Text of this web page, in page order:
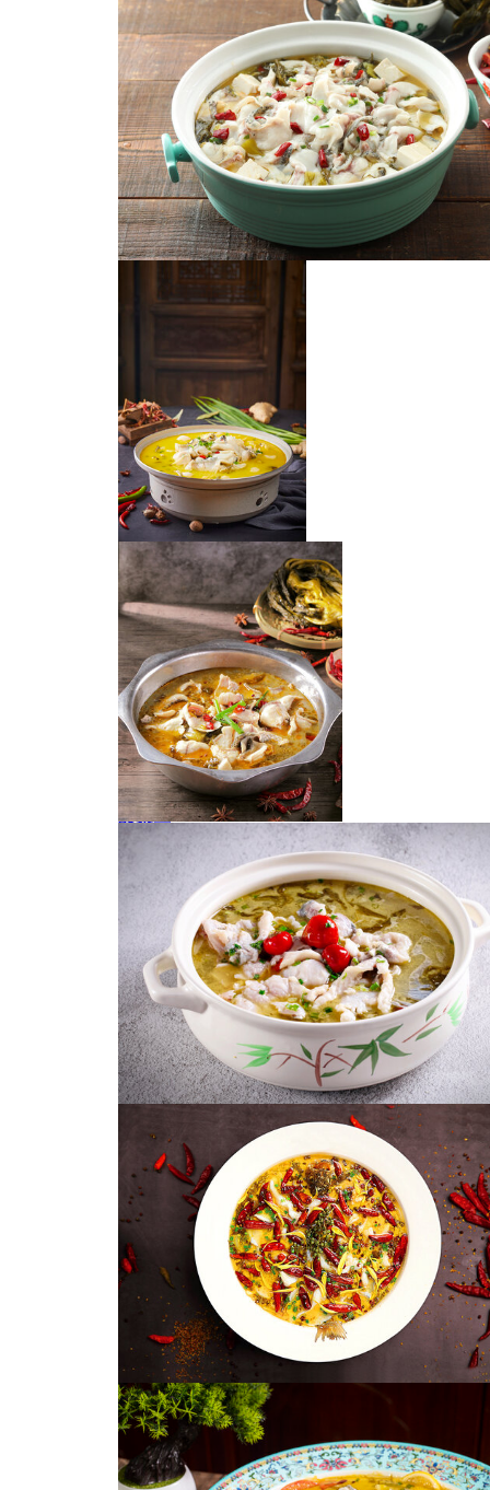
重庆酸菜鱼
酸菜鱼
酸菜鱼
酸菜鱼
酸菜鱼